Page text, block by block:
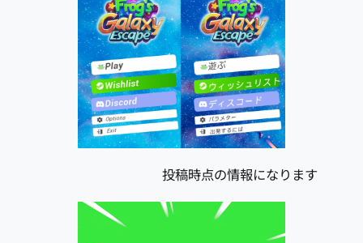
投稿時点の情報になります